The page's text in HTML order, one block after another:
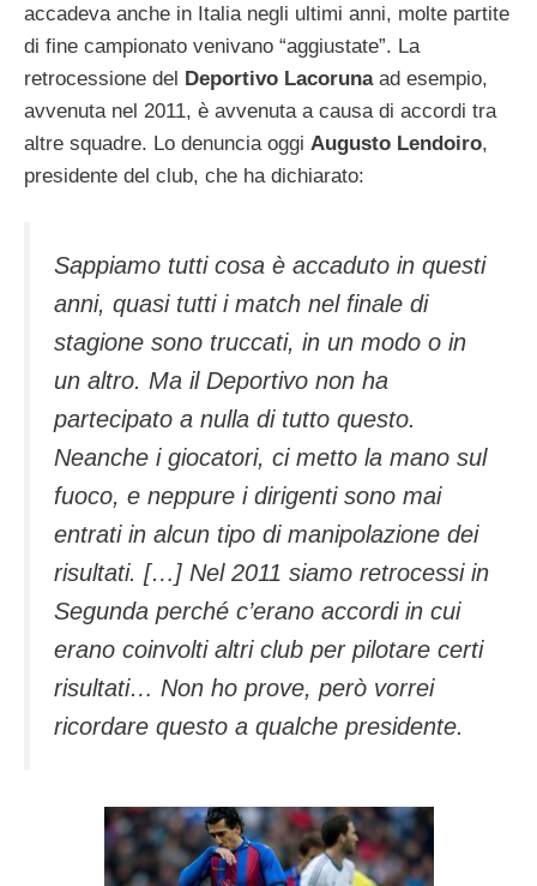
accadeva anche in Italia negli ultimi anni, molte partite
di fine campionato venivano “aggiustate”. La
retrocessione del Deportivo Lacorunaad esempio,
avvenuta nel 2011, è avvenuta a causa di accordi tra
altre squadre. Lo denuncia oggi Augusto Lendoiro,
presidente del club, che ha dichiarato:
Sappiamo tutti cosa è accaduto in questi
anni, quasi tutti i match nel finale di
stagione sono truccati, in un modo o in
un altro. Ma il Deportivo non ha
partecipato a nulla di tutto questo.
Neanche i giocatori, ci metto la mano sul
fuoco, e neppure i dirigenti sono mai
entrati in alcun tipo di manipolazione dei
risultati. […] Nel 2011 siamo retrocessi in
Segunda perché c’erano accordi in cui
erano coinvolti altri club per pilotare certi
risultati… Non ho prove, però vorrei
ricordare questo a qualche presidente.